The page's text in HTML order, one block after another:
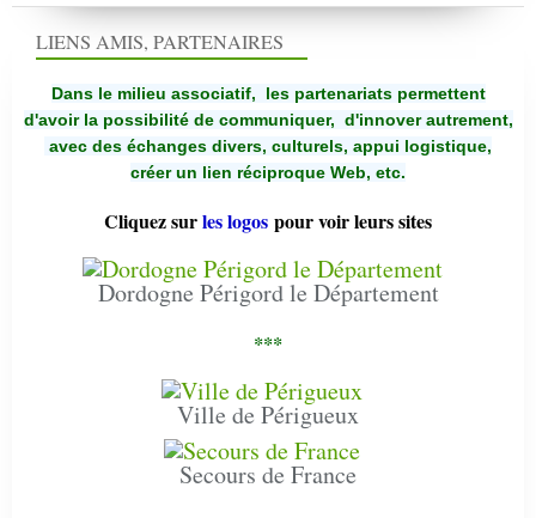
LIENS AMIS, PARTENAIRES
Dans le milieu associatif, les partenariats permettent
d'avoir la possibilité de communiquer, d'innover autrement,
avec des échanges divers, culturels, appui logistique,
créer un lien réciproque Web, etc.
Cliquez surles logos pour voir leurs sites
Dordogne Périgord le Département
***
Ville de Périgueux
Secours de France